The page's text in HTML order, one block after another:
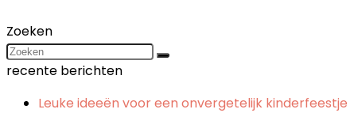
Zoeken
recente berichten
Leuke ideeën voor een onvergetelijk kinderfeestje